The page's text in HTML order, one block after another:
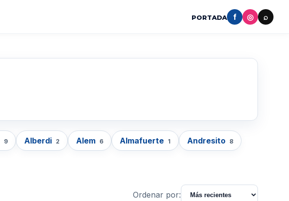
PORTADA f ◎ ⌕
9 Alberdi 2 Alem 6 Almafuerte 1 Andresito 8
Ordenar por: